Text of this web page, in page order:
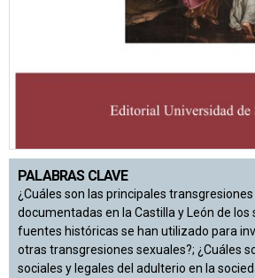
PALABRAS CLAVE
¿Cuáles son las principales
documentadas en la Castilla y León de los
fuentes históricas se han utilizado para
otras transgresiones sexuales?; ¿Cuáles
sociales y legales del adulterio en la